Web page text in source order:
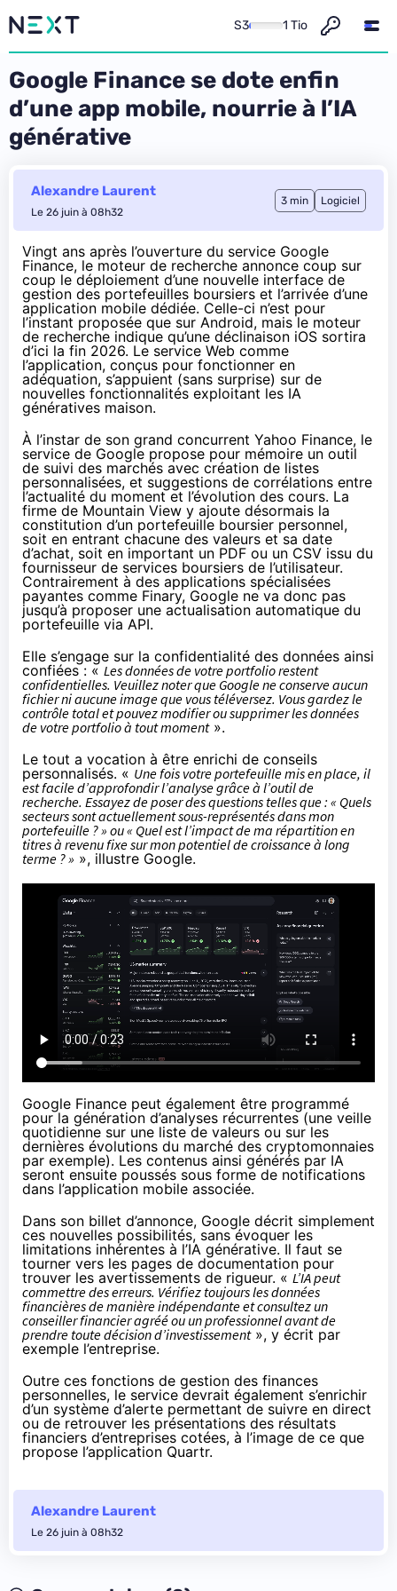
S3 1 Tio
Google Finance se dote enfin
d’une app mobile, nourrie à l’IA
générative
Alexandre Laurent
Le 26 juin à 08h32
3 min Logiciel
Vingt ans après l’ouverture du service Google
Finance, le moteur de recherche annonce coup sur
coup le déploiement d’une nouvelle interface de
gestion des portefeuilles boursiers et l’arrivée d’une
application mobile dédiée. Celle-ci n’est pour
l’instant proposée que sur Android, mais le moteur
de recherche indique qu’une déclinaison iOS sortira
d’ici la fin 2026. Le service Web comme
l’application, conçus pour fonctionner en
adéquation, s’appuient (sans surprise) sur de
nouvelles fonctionnalités exploitant les IA
génératives maison.
À l’instar de son grand concurrent Yahoo Finance, le
service de Google propose pour mémoire un outil
de suivi des marchés avec création de listes
personnalisées, et suggestions de corrélations entre
l’actualité du moment et l’évolution des cours. La
firme de Mountain View y ajoute désormais la
constitution d’un portefeuille boursier personnel,
soit en entrant chacune des valeurs et sa date
d’achat, soit en important un PDF ou un CSV issu du
fournisseur de services boursiers de l’utilisateur.
Contrairement à des applications spécialisées
payantes comme Finary, Google ne va donc pas
jusqu’à proposer une actualisation automatique du
portefeuille via API.
Elle s’engage sur la confidentialité des données ainsi
confiées : « Les données de votre portfolio restent
confidentielles. Veuillez noter que Google ne conserve aucun
fichier ni aucune image que vous téléversez. Vous gardez le
contrôle total et pouvez modifier ou supprimer les données
de votre portfolio à tout moment».
Le tout a vocation à être enrichi de conseils
personnalisés. « Une fois votre portefeuille mis en place, il
est facile d’approfondir l’analyse grâce à l’outil de
recherche. Essayez de poser des questions telles que : « Quels
secteurs sont actuellement sous-représentés dans mon
portefeuille ? » ou « Quel est l’impact de ma répartition en
titres à revenu fixe sur mon potentiel de croissance à long
terme ? » », illustre Google.
Google Finance peut également être programmé
pour la génération d’analyses récurrentes (une veille
quotidienne sur une liste de valeurs ou sur les
dernières évolutions du marché des cryptomonnaies
par exemple). Les contenus ainsi générés par IA
seront ensuite poussés sous forme de notifications
dans l’application mobile associée.
Dans son billet d’annonce, Google décrit simplement
ces nouvelles possibilités, sans évoquer les
limitations inhérentes à l’IA générative. Il faut se
tourner vers les pages de documentation pour
trouver les avertissements de rigueur. « L’IA peut
commettre des erreurs. Vérifiez toujours les données
financières de manière indépendante et consultez un
conseiller financier agréé ou un professionnel avant de
prendre toute décision d’investissement», y écrit par
exemple l’entreprise.
Outre ces fonctions de gestion des finances
personnelles, le service devrait également s’enrichir
d’un système d’alerte permettant de suivre en direct
ou de retrouver les présentations des résultats
financiers d’entreprises cotées, à l’image de ce que
propose l’application Quartr.
Alexandre Laurent
Le 26 juin à 08h32